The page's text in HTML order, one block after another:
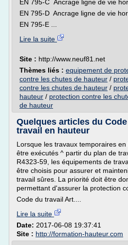
EN 795-C Ancrage ligne de vie
EN 795-D Ancrage ligne de vie
EN 795-E ...
Lire la suite
Site : http://www.neuf81.net
Thèmes liés : equipement de
contre les chutes de hauteur /
contre les chutes de hauteur /
hauteur / protection contre les
de hauteur
Quelques articles du
travail en hauteur
Lorsque les travaux temporaires
être exécutés ^ partir du plan de
R4323-59, les équipements de
être choisis pour assurer et
travail sûres. La priorité doit être
permettant d'assurer la protection
Code du travail Art....
Lire la suite
Date: 2017-06-08 19:37:41
Site : http://formation-hauteur.com